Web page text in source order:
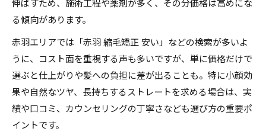
伸ばすため、施術工程や薬剤が多く、その分価格は高めにな
る傾向があります。
赤羽エリアでは「赤羽 縮毛矯正 安い」などの検索が多いよ
うに、コスト面を重視する声も多いですが、単に価格だけで
選ぶと仕上がりや髪への負担に差が出ることも。特に小顔効
果や自然なツヤ、長持ちするストレートを求める場合は、実
績や口コミ、カウンセリングの丁寧さなども選び方の重要ポ
イントです。